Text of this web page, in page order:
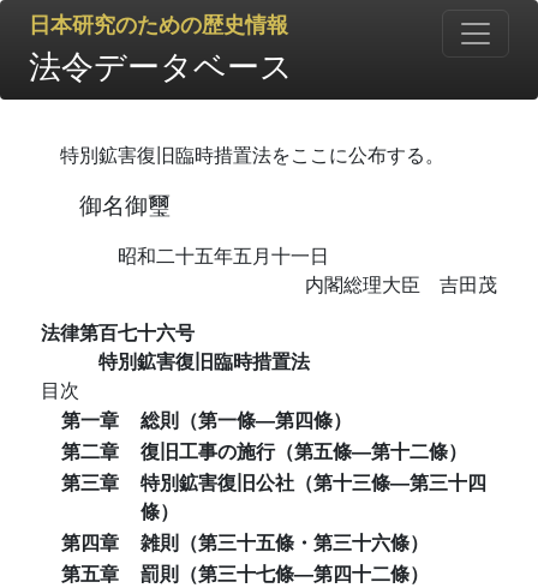
日本研究のための歴史情報
法令データベース
特別鉱害復旧臨時措置法をここに公布する。
御名御璽
昭和二十五年五月十一日
内閣総理大臣 吉田茂
法律第百七十六号
特別鉱害復旧臨時措置法
目次
第一章
総則（第一條―第四條）
第二章
復旧工事の施行（第五條―第十二條）
第三章
特別鉱害復旧公社（第十三條―第三十四
條）
第四章
雑則（第三十五條・第三十六條）
第五章
罰則（第三十七條―第四十二條）